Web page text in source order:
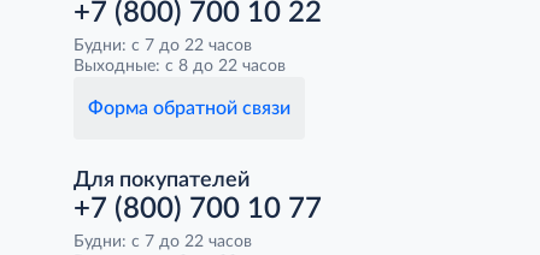
+7 (800) 700 10 22
Будни: с 7 до 22 часов
Выходные: с 8 до 22 часов
Форма обратной связи
Для покупателей
+7 (800) 700 10 77
Будни: с 7 до 22 часов